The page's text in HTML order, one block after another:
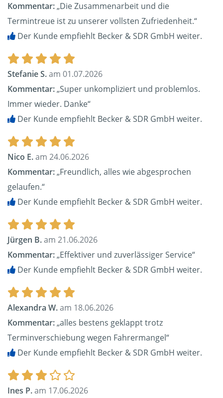
Kommentar:„Die Zusammenarbeit und die
Termintreue ist zu unserer vollsten Zufriedenheit.“
Der Kunde empfiehlt Becker & SDR GmbH weiter.
Stefanie S.am 01.07.2026
Kommentar:„Super unkompliziert und problemlos.
Immer wieder. Danke“
Der Kunde empfiehlt Becker & SDR GmbH weiter.
Nico E.am 24.06.2026
Kommentar:„Freundlich, alles wie abgesprochen
gelaufen.“
Der Kunde empfiehlt Becker & SDR GmbH weiter.
Jürgen B.am 21.06.2026
Kommentar:„Effektiver und zuverlässiger Service“
Der Kunde empfiehlt Becker & SDR GmbH weiter.
Alexandra W.am 18.06.2026
Kommentar:„alles bestens geklappt trotz
Terminverschiebung wegen Fahrermangel“
Der Kunde empfiehlt Becker & SDR GmbH weiter.
Ines P.am 17.06.2026